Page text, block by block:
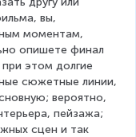
вы,
моментам,
опишете финал
этом долгие
сюжетные линии,
вероятно,
пейзажа;
сцен и так